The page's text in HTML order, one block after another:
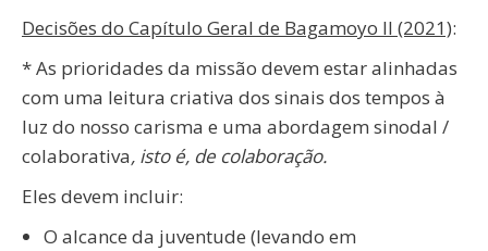
Decisões do Capítulo Geral de Bagamoyo II (2021):
* As prioridades da missão devem estar alinhadas
com uma leitura criativa dos sinais dos tempos à
luz do nosso carisma e uma abordagem sinodal /
colaborativa, isto é, de colaboração.
Eles devem incluir:
O alcance da juventude (levando em